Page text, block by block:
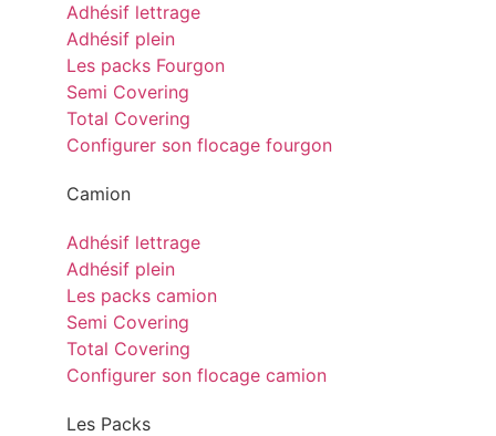
Adhésif lettrage
Adhésif plein
Les packs Fourgon
Semi Covering
Total Covering
Configurer son flocage fourgon
Camion
Adhésif lettrage
Adhésif plein
Les packs camion
Semi Covering
Total Covering
Configurer son flocage camion
Les Packs